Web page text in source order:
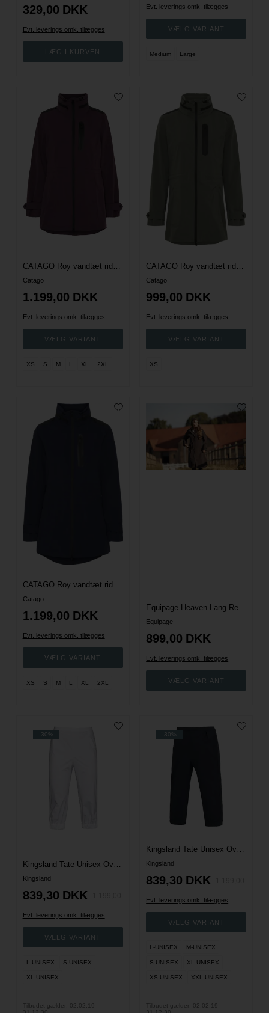
329,00 DKK
Evt. leverings omk. tilægges
Evt. leverings omk. tilægges
Medium Large
CATAGO Roy vandtæt ridejakke - Plum Perfect
Catago
1.199,00 DKK
Evt. leverings omk. tilægges
XS S M L XL 2XL
CATAGO Roy vandtæt ridejakke -Forrest
Catago
999,00 DKK
Evt. leverings omk. tilægges
XS
CATAGO Roy vandtæt ridejakke - Navy
Catago
1.199,00 DKK
Evt. leverings omk. tilægges
XS S M L XL 2XL
Equipage Heaven Lang Regnjakke - After Dark
Equipage
899,00 DKK
Evt. leverings omk. tilægges
-30%
Kingsland Tate Unisex Overtræksbukser - Hvid
Kingsland
839,30 DKK
Evt. leverings omk. tilægges
L-UNISEX S-UNISEX
XL-UNISEX
Tilbudet gælder: 02.02.19 -
-30%
Kingsland Tate Unisex Overtræksbukser - Navy
Kingsland
839,30 DKK
Evt. leverings omk. tilægges
L-UNISEX M-UNISEX
S-UNISEX XL-UNISEX
XS-UNISEX XXL-UNISEX
Tilbudet gælder: 02.02.19 -